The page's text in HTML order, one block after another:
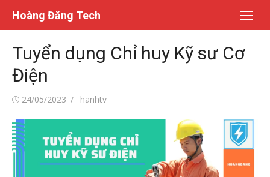
Hoàng Đăng Tech
Tuyển dụng Chỉ huy Kỹ sư Cơ
Điện
Đăng24/05/2023
Tác
hanhtv